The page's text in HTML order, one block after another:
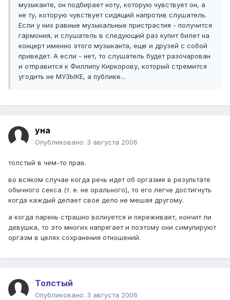
музыканте, он подбирает ноту, которую чувствует он, а
не ту, которую чувствует сидящий напротив слушатель.
Если у них равные музыкальные пристрастия - получится
гармония, и слушатель в следующий раз купит билет на
концерт именно этого музыканта, еще и друзей с собой
приведет. А если - нет, то слушатель будет разочарован
и отправится к Филлипу Киркорову, который стремится
угодить не МУЗЫКЕ, а публике...
уна
Опубликовано: 3 августа 2006
толстый в чем-то прав.
во всяком случае когда речь идет об оргазме в результате
обычного секса (т. е. не орального), то его легче достигнуть
когда каждый делает свое дело не мешая другому.
а когда парень страшно волнуется и переживает, кончит ли
девушка, то это многих напрягает и поэтому они симулируют
оргазм в целях сохранения отношений.
Толстый
Опубликовано: 3 августа 2006